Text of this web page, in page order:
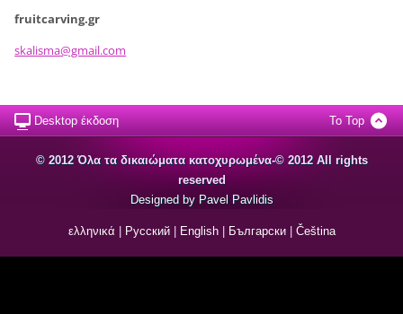
fruitcarving.gr
skalisma@gmail.com
Desktop έκδοση To Top
© 2012 Όλα τα δικαιώματα κατοχυρωμένα-© 2012 All rights
reserved
Designed by Pavel Pavlidis
ελληνικά Русский| English| Български| Čeština